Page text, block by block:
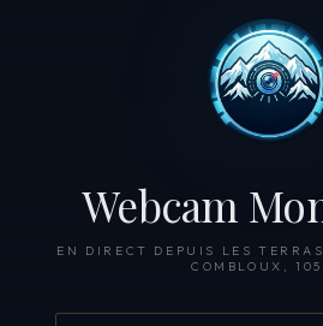
Webcam
EN DIRECT DEPUIS LES
COMBLOUX,